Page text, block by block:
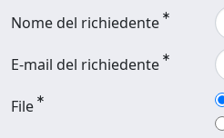
Nome del richiedente
E-mail del richiedente
File